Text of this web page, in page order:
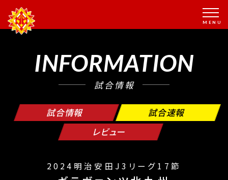
INFORMATION
試合情報
試合情報
試合速報
レビュー
2024明治安田J3リーグ17節